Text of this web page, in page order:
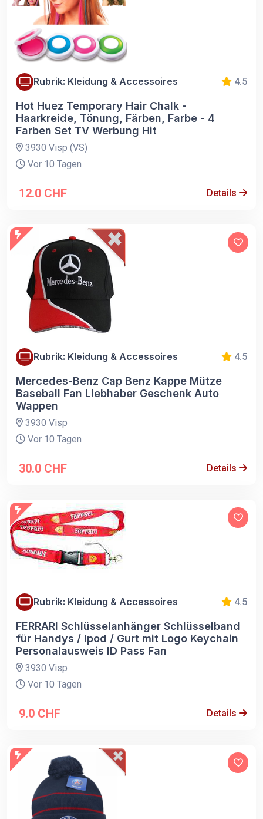
Rubrik: Kleidung & Accessoires 4.5
Hot Huez Temporary Hair Chalk -
Haarkreide, Tönung, Färben, Farbe - 4
Farben Set TV Werbung Hit
3930 Visp (VS)
Vor 10 Tagen
12.0 CHF Details
Rubrik: Kleidung & Accessoires 4.5
Mercedes-Benz Cap Benz Kappe Mütze
Baseball Fan Liebhaber Geschenk Auto
Wappen
3930 Visp
Vor 10 Tagen
30.0 CHF Details
Rubrik: Kleidung & Accessoires 4.5
FERRARI Schlüsselanhänger Schlüsselband
für Handys / Ipod / Gurt mit Logo Keychain
Personalausweis ID Pass Fan
3930 Visp
Vor 10 Tagen
9.0 CHF Details